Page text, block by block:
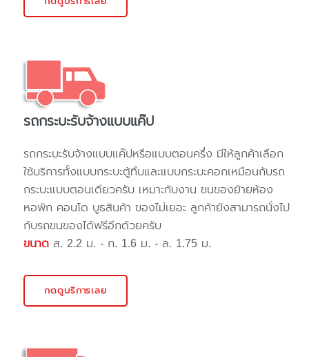
รถกระบะรับจ้างแบบแค๊ป
รถกระบะรับจ้างแบบแค๊ปหรือแบบตอนครึ่ง มีให้ลูกค้าเลือก
ใช้บริการทั้งแบบกระบะตู้ทึบและแบบกระบะคอกเหมือนกับรถ
กระบะแบบตอนเดียวครับ เหมาะกับงาน ขนของย้ายห้อง
หอพัก คอนโด บูธสินค้า ของไม่เยอะ ลูกค้ายังสามารถนั่งไป
กับรถขนของได้ฟรีอีกด้วยครับ
ขนาด ส. 2.2 ม. - ก. 1.6 ม. - ล. 1.75 ม.
กดดูบริการเลย